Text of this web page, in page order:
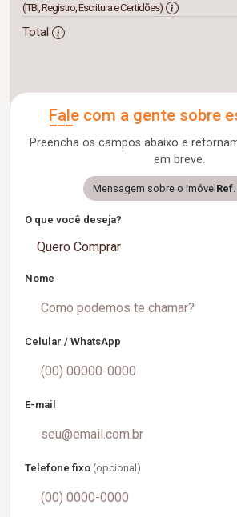
(ITBI, Registro, Escritura e Certidões)
Total
Fale com a gente sobre
Preencha os campos abaixo e
em breve.
Mensagem sobre o imóvel
O que você deseja?
Quero Comprar
Nome
Celular / WhatsApp
E-mail
Telefone fixo (opcional)